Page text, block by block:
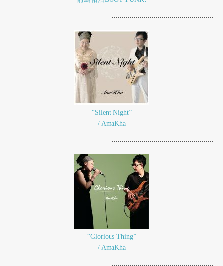
“Silent Night”
/ AmaKha
“Glorious Thing”
/ AmaKha